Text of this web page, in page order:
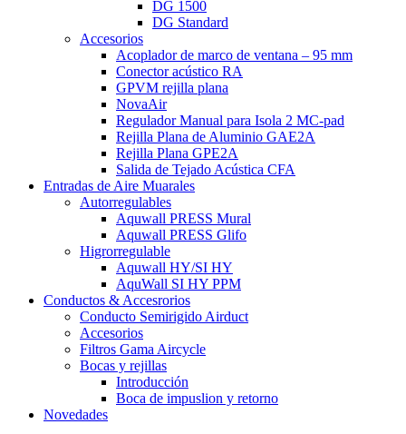
DG 1500
DG Standard
Accesorios
Acoplador de marco de ventana – 95 mm
Conector acústico RA
GPVM rejilla plana
NovaAir
Regulador Manual para Isola 2 MC-pad
Rejilla Plana de Aluminio GAE2A
Rejilla Plana GPE2A
Salida de Tejado Acústica CFA
Entradas de Aire Muarales
Autorregulables
Aquwall PRESS Mural
Aquwall PRESS Glifo
Higrorregulable
Aquwall HY/SI HY
AquWall SI HY PPM
Conductos & Accesrorios
Conducto Semirigido Airduct
Accesorios
Filtros Gama Aircycle
Bocas y rejillas
Introducción
Boca de impuslion y retorno
Novedades